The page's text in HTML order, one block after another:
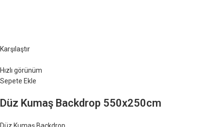
Karşılaştır
Hızlı görünüm
Sepete Ekle
Düz Kumaş Backdrop 550x250cm
Düz Kumaş Backdrop